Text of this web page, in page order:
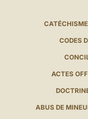
CODES
ACTES
ABUS DE